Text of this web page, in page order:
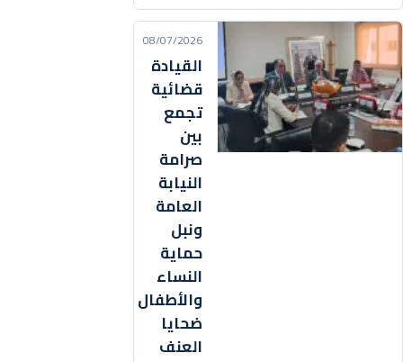
08/07/2026
القيادة
قضائية
تجمع
بين
صرامة
النيابة
العامة
ونبل
حماية
النساء
والأطفال
ضحايا
العنف